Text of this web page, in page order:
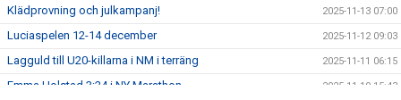
Klädprovning och julkampanj! 2025-11-13 07:00
Luciaspelen 12-14 december 2025-11-12 09:03
Lagguld till U20-killarna i NM i terräng 2025-11-11 06:15
Emma Holstad 3:24 i NY Marathon 2025-11-10 15:43